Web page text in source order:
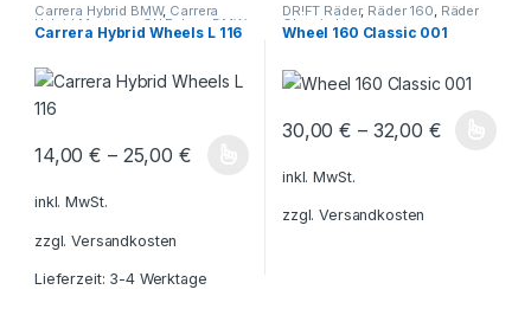
Carrera Hybrid BMW, Carrera
Hybrid Mustang CH Felgen BMW
L,CH Felgen Mustang L,Carrera
Carrera Hybrid Wheels L 116
14,00€ – 25,00 €
Dieses Produkt weist mehrere Varianten auf. Die Optionen
inkl. MwSt.
zzgl.Versandkosten
Lieferzeit: 3-4 Werktage
DR!FT Räder, Räder 160, Räder
Classic Line
Wheel 160 Classic 001
30,00€ – 32,00 €
Dieses Produkt weist mehrere
inkl. MwSt.
zzgl.Versandkosten